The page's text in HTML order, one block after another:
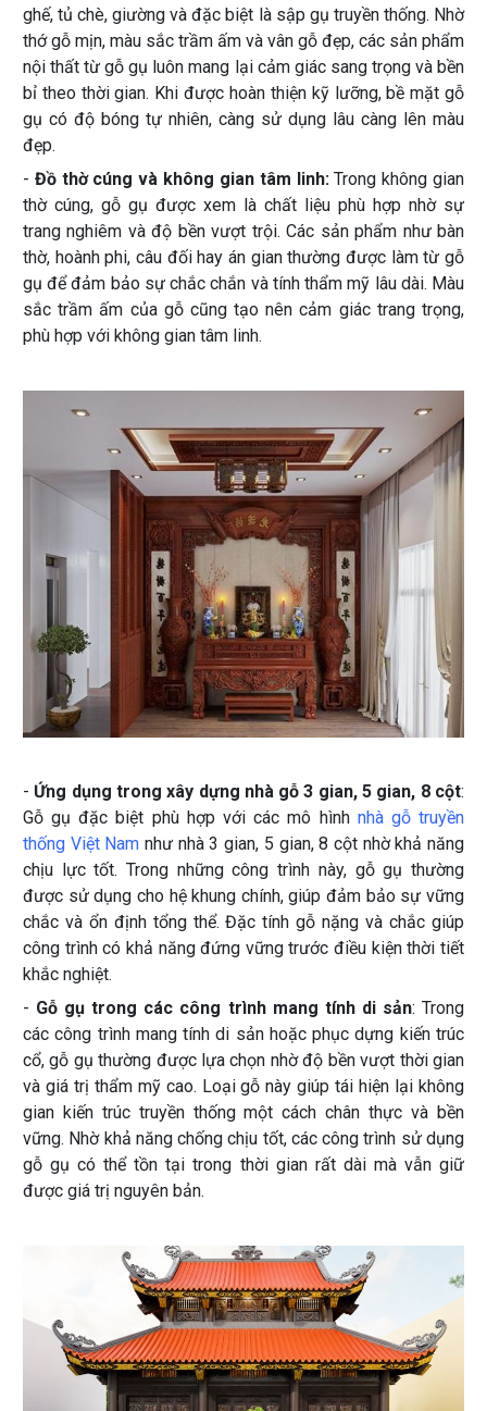
ghế, tủ chè, giường và đặc biệt là sập gụ truyền thống. Nhờ
thớ gỗ mịn, màu sắc trầm ấm và vân gỗ đẹp, các sản phẩm
nội thất từ gỗ gụ luôn mang lại cảm giác sang trọng và bền
bỉ theo thời gian. Khi được hoàn thiện kỹ lưỡng, bề mặt gỗ
gụ có độ bóng tự nhiên, càng sử dụng lâu càng lên màu
đẹp.
- Đồ thờ cúng và không gian tâm linh:Trong không gian
thờ cúng, gỗ gụ được xem là chất liệu phù hợp nhờ sự
trang nghiêm và độ bền vượt trội. Các sản phẩm như bàn
thờ, hoành phi, câu đối hay án gian thường được làm từ gỗ
gụ để đảm bảo sự chắc chắn và tính thẩm mỹ lâu dài. Màu
sắc trầm ấm của gỗ cũng tạo nên cảm giác trang trọng,
phù hợp với không gian tâm linh.
- Ứng dụng trong xây dựng nhà gỗ 3 gian, 5 gian, 8 cột:
Gỗ gụ đặc biệt phù hợp với các mô hình nhà gỗ truyền
thống Việt Nam như nhà 3 gian, 5 gian, 8 cột nhờ khả năng
chịu lực tốt. Trong những công trình này, gỗ gụ thường
được sử dụng cho hệ khung chính, giúp đảm bảo sự vững
chắc và ổn định tổng thể. Đặc tính gỗ nặng và chắc giúp
công trình có khả năng đứng vững trước điều kiện thời tiết
khắc nghiệt.
- Gỗ gụ trong các công trình mang tính di sản: Trong
các công trình mang tính di sản hoặc phục dựng kiến trúc
cổ, gỗ gụ thường được lựa chọn nhờ độ bền vượt thời gian
và giá trị thẩm mỹ cao. Loại gỗ này giúp tái hiện lại không
gian kiến trúc truyền thống một cách chân thực và bền
vững. Nhờ khả năng chống chịu tốt, các công trình sử dụng
gỗ gụ có thể tồn tại trong thời gian rất dài mà vẫn giữ
được giá trị nguyên bản.